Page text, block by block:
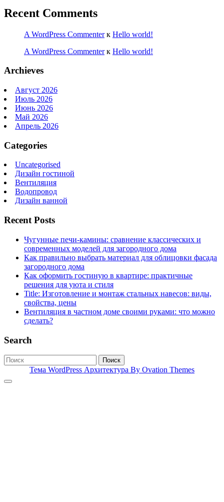
Recent Comments
A WordPress Commenterк Hello world!
A WordPress Commenterк Hello world!
Archieves
Август 2026
Июль 2026
Июнь 2026
Май 2026
Апрель 2026
Categories
Uncategorised
Дизайн гостиной
Вентиляция
Водопровод
Дизайн ванной
Recent Posts
Чугунные печи-камины: сравнение классических и
современных моделей для загородного дома
Как правильно выбрать материал для облицовки фасада
загородного дома
Как оформить гостиную в квартире: практичные
решения для уюта и стиля
Title: Изготовление и монтаж стальных навесов: виды,
свойства, цены
Вентиляция в частном доме своими руками: что можно
сделать?
Search
Поиск
Тема WordPress Архитектура By Ovation Themes